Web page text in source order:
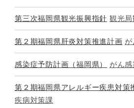
第三次福岡県観光振興指針 観光
第２期福岡県肝炎対策推進計画
感染症予防計画（福岡県） がん
第２期福岡県アレルギー疾患対策
疾病対策課